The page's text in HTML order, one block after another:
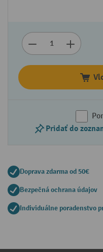
Pridať do
Doprava zdarma od 50€
Bezpečná ochrana údajov
Individuálne poradenstvo